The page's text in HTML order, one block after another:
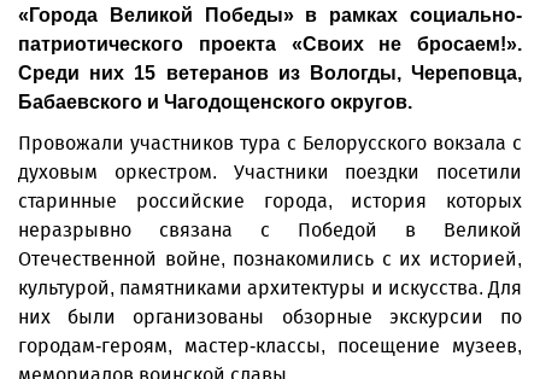
«Города Великой Победы» в рамках социально-
патриотического проекта «Своих не бросаем!».
Среди них 15 ветеранов из Вологды, Череповца,
Бабаевского и Чагодощенского округов.
Провожали участников тура с Белорусского вокзала с
духовым оркестром. Участники поездки посетили
старинные российские города, история которых
неразрывно связана с Победой в Великой
Отечественной войне, познакомились с их историей,
культурой, памятниками архитектуры и искусства. Для
них были организованы обзорные экскурсии по
городам-героям, мастер-классы, посещение музеев,